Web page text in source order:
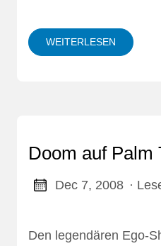
WEITERLESEN
Doom auf Palm
Dec 7, 2008 ·
Den legendären Ego-